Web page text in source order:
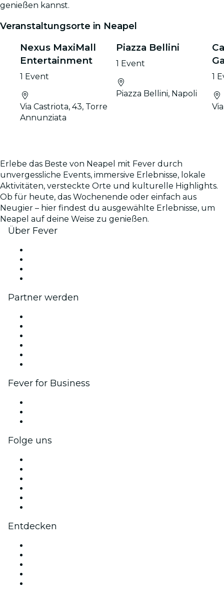
genießen kannst.
Veranstaltungsorte in Neapel
Nexus MaxiMall
Entertainment
1 Event
Via Castriota, 43, Torre
Annunziata
Piazza Bellini
1 Event
Piazza Bellini, Napoli
1
Erlebe das Beste von Neapel mit Fever durch
unvergessliche Events, immersive Erlebnisse, lokale
Aktivitäten, versteckte Orte und kulturelle Highlights.
Ob für heute, das Wochenende oder einfach aus
Neugier – hier findest du ausgewählte Erlebnisse, um
Neapel auf deine Weise zu genießen.
Über Fever
Partner werden
Fever for Business
Folge uns
Entdecken